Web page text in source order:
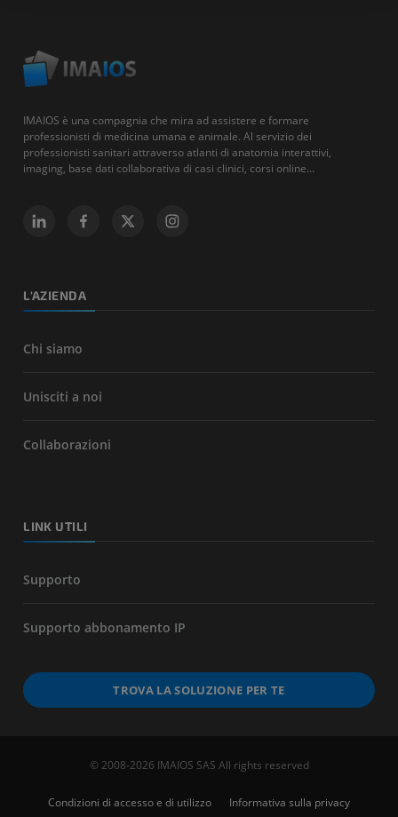
IMAIOS è una compagnia che mira ad assistere e formare
professionisti di medicina umana e animale. Al servizio dei
professionisti sanitari attraverso atlanti di anatomia interattivi,
imaging, base dati collaborativa di casi clinici, corsi online...
L'AZIENDA
Chi siamo
Unisciti a noi
Collaborazioni
LINK UTILI
Supporto
Supporto abbonamento IP
TROVA LA SOLUZIONE PER TE
© 2008-2026 IMAIOS SAS All rights reserved
Condizioni di accesso e di utilizzo Informativa sulla privacy